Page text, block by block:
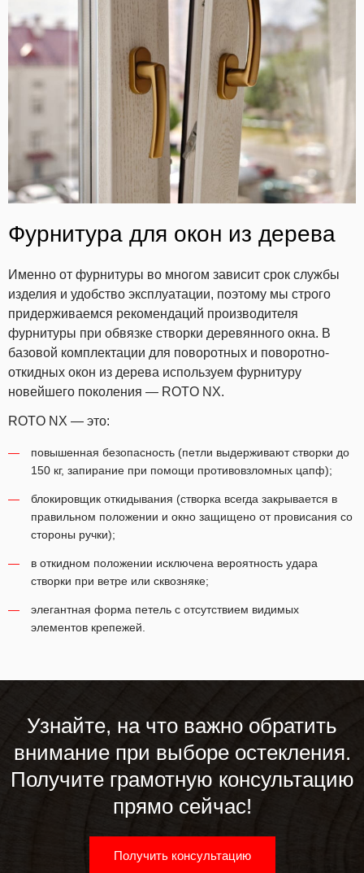
Фурнитура для окон из дерева
Именно от фурнитуры во многом зависит срок службы
изделия и удобство эксплуатации, поэтому мы строго
придерживаемся рекомендаций производителя
фурнитуры при обвязке створки деревянного окна. В
базовой комплектации для поворотных и поворотно-
откидных окон из дерева используем фурнитуру
новейшего поколения — ROTO NX.
ROTO NX — это:
повышенная безопасность (петли выдерживают створки до
150 кг, запирание при помощи противовзломных цапф);
блокировщик откидывания (створка всегда закрывается в
правильном положении и окно защищено от провисания со
стороны ручки);
в откидном положении исключена вероятность удара
створки при ветре или сквозняке;
элегантная форма петель с отсутствием видимых
элементов крепежей.
Узнайте, на что важно обратить
внимание при выборе остекления.
Получите грамотную консультацию
прямо сейчас!
Получить консультацию